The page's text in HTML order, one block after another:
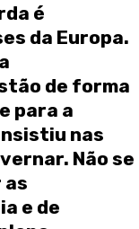
é
da Europa.
de forma
para a
nas
Não se
e de